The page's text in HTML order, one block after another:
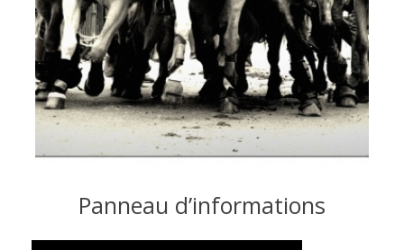
Panneau d’informations